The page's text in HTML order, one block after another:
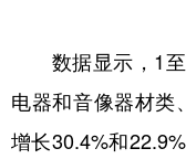
数据显示，1至
电器和音像器材类
增长30.4%和